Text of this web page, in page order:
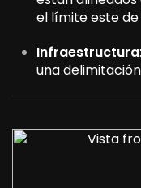
el límite este
Infraestructura
una